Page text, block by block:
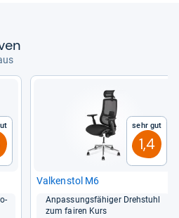
deuten ebenfalls auf eine
Angesichts der
nicht hoch: Sie zahlen
Sehr gut
1,4
Val­ken­stol M6
Anpas­sungs­fä­hi­ger Dreh­stuhl
zum fai­ren Kurs